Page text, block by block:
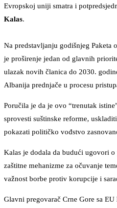
Evropskoj uniji smatra i
Kalas.
Na predstavljanju godišnjeg Paketa
je proširenje jedan od glavnih
ulazak novih članica do 2030.
Albanija prednjače u procesu
Poručila je da je ovo “trenutak
sprovesti suštinske reforme,
pokazati političko vođstvo
Kalas je dodala da budući ugovori
zaštitne mehanizme za očuvanje
važnost borbe protiv korupcije i
Glavni pregovarač Crne Gore sa EU